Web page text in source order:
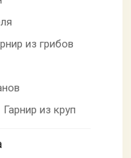
из грибов
Гарнир из круп